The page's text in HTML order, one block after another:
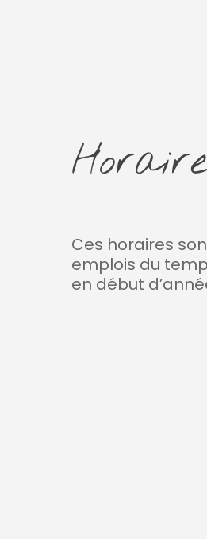
Ces horaires
emplois du
en début